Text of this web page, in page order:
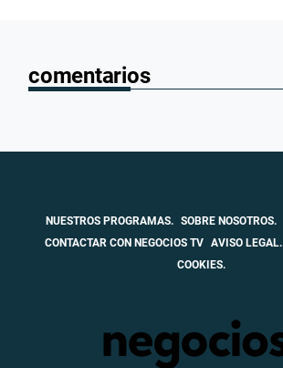
comentarios
NUESTROS PROGRAMAS. SOBRE NOSOTROS.
CONTACTAR CON NEGOCIOS TV AVISO LEGAL.
COOKIES.